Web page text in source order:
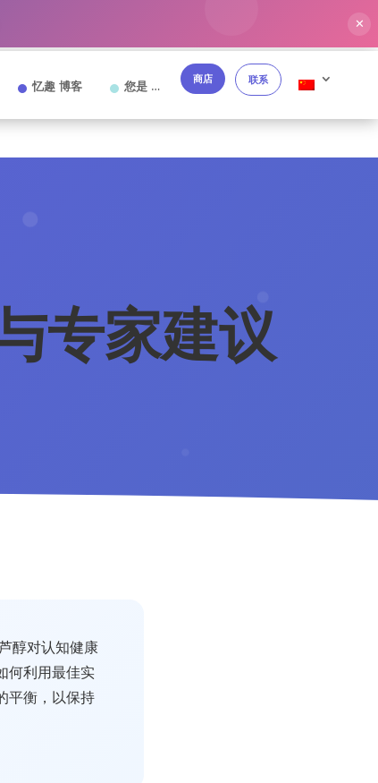
✕
忆趣 博客 您是 … 商店 联系
专家建议
醇对认知健康
何利用最佳实
平衡，以保持